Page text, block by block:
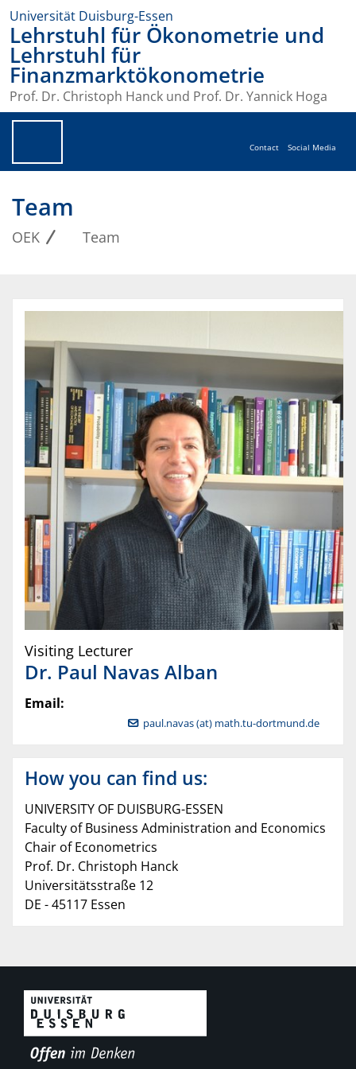
Universität Duisburg-Essen
Lehrstuhl für Ökonometrie und
Lehrstuhl für
Finanzmarktökonometrie
Prof. Dr. Christoph Hanck und Prof. Dr. Yannick Hoga
Contact Social Media
Team
OEK Team
Visiting Lecturer
Dr. Paul Navas Alban
Email:
paul.navas (at) math.tu-dortmund.de
How you can find us:
UNIVERSITY OF DUISBURG-ESSEN
Faculty of Business Administration and Economics
Chair of Econometrics
Prof. Dr. Christoph Hanck
Universitätsstraße 12
DE - 45117 Essen